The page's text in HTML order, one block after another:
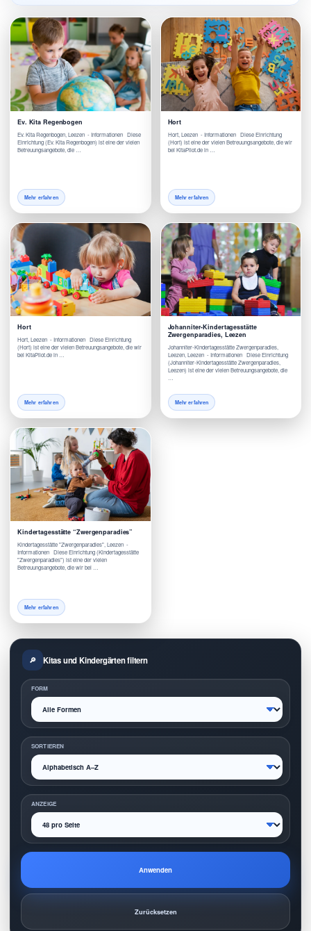
Ev. Kita Regenbogen
Ev. Kita Regenbogen, Leezen - Informationen Diese
Einrichtung (Ev. Kita Regenbogen) ist eine der vielen
Betreuungsangebote, die …
Mehr erfahren
Hort
Hort, Leezen - Informationen Diese Einrichtung
(Hort) ist eine der vielen Betreuungsangebote, die wir
bei KitaPilot.de in …
Mehr erfahren
Hort
Hort, Leezen - Informationen Diese Einrichtung
(Hort) ist eine der vielen Betreuungsangebote, die wir
bei KitaPilot.de in …
Mehr erfahren
Johanniter-Kindertagesstätte
Zwergenparadies, Leezen
Johanniter-Kindertagesstätte Zwergenparadies,
Leezen, Leezen - Informationen Diese Einrichtung
(Johanniter-Kindertagesstätte Zwergenparadies,
Leezen) ist eine der vielen Betreuungsangebote, die
Mehr erfahren
Kindertagesstätte “Zwergenparadies”
Kindertagesstätte "Zwergenparadies", Leezen -
Informationen Diese Einrichtung (Kindertagesstätte
"Zwergenparadies") ist eine der vielen
Betreuungsangebote, die wir bei …
Mehr erfahren
Kitas und Kindergärten filtern
FORM
SORTIEREN
ANZEIGE
Anwenden
Zurücksetzen